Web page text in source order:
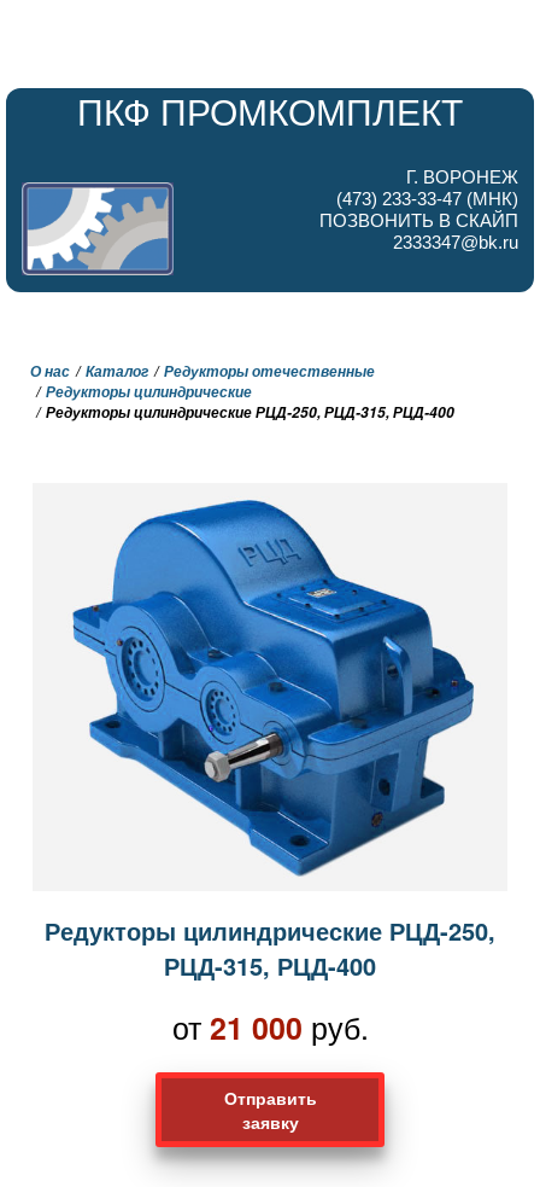
Г. ВОРОНЕЖ
(473) 233-33-47 (МНК)
ПОЗВОНИТЬ В СКАЙП
2333347@bk.ru
ПКФ ПРОМКОМПЛЕКТ
О нас Каталог
Редукторы отечественные
Редукторы цилиндрические
Редукторы цилиндрические РЦД-250, РЦД-315, РЦД-400
Редукторы цилиндрические РЦД-250,
РЦД-315, РЦД-400
от21 000 руб.
Отправить
заявку